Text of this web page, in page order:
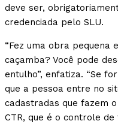
deve ser,
credenciada pelo SLU.
“Fez uma obra pequena
caçamba? Você pode
entulho”, enfatiza. “Se
que a pessoa entre no
cadastradas que fazem
CTR, que é o controle